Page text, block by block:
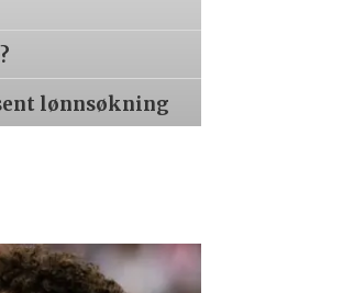
lønnsøkning